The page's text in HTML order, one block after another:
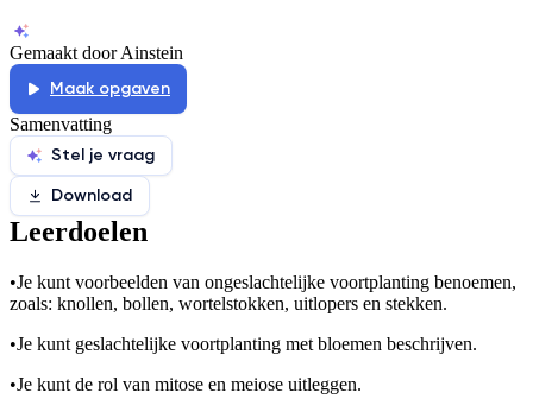
Gemaakt door Ainstein
Maak opgaven
Samenvatting
Stel je vraag
Download
Leerdoelen
•Je kunt voorbeelden van ongeslachtelijke voortplanting benoemen,
zoals: knollen, bollen, wortelstokken, uitlopers en stekken.
•Je kunt geslachtelijke voortplanting met bloemen beschrijven.
•Je kunt de rol van mitose en meiose uitleggen.